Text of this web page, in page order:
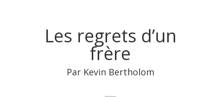
Les regrets d’un
frère
Par Kevin Bertholom